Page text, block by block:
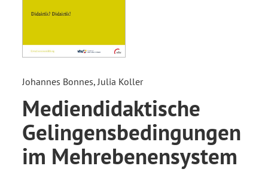
Johannes Bonnes, Julia Koller
Mediendidaktische
Gelingensbedingungen
im Mehrebenensystem